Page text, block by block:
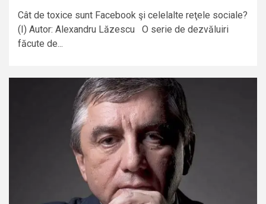
Cât de toxice sunt Facebook şi celelalte reţele sociale?
(I) Autor: Alexandru Lăzescu O serie de dezvăluiri
făcute de...